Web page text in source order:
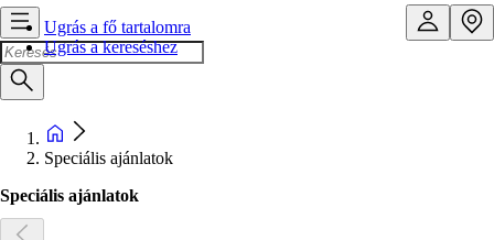
Ugrás a fő tartalomra
Ugrás a kereséshez
Speciális ajánlatok
Speciális ajánlatok